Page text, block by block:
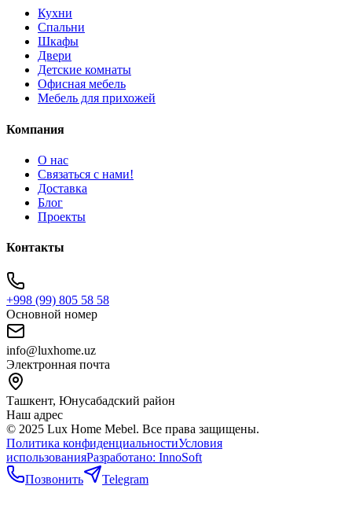
Кухни
Спальни
Шкафы
Двери
Детские комнаты
Офисная мебель
Мебель для прихожей
Компания
О нас
Связаться с нами!
Доставка
Блог
Проекты
Контакты
+998 (99) 805 58 58
Основной номер
info@luxhome.uz
Электронная почта
Ташкент, Юнусабадский район
Наш адрес
© 2025 Lux Home Mebel. Все права защищены.
Политика конфиденциальностиУсловия
использованияРазработано: InnoSoft
Позвонить
Telegram